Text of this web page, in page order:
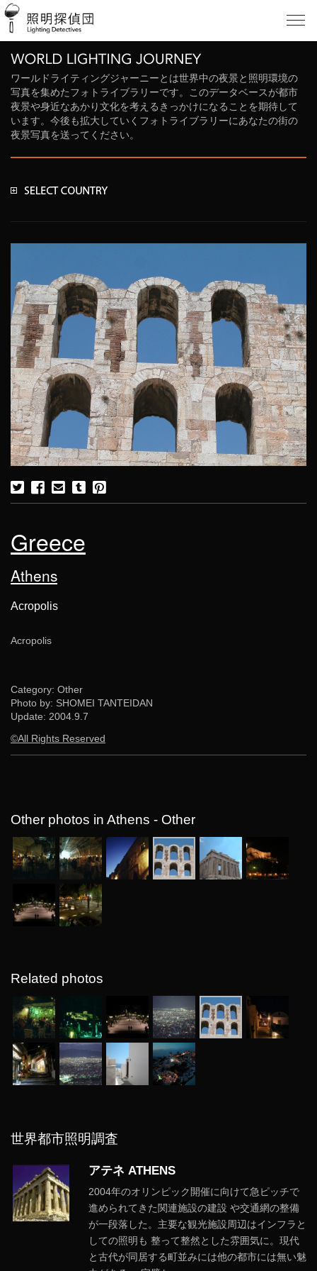
ワールドライティングジャーニーとは世界中の夜景と照明環境の
写真を集めたフォトライブラリーです。このデータベースが都市
夜景や身近なあかり文化を考えるきっかけになることを期待して
います。今後も拡大していくフォトライブラリーにあなたの街の
夜景写真を送ってください。
Greece
Athens
Acropolis
Acropolis
Category: Other
Photo by: SHOMEI TANTEIDAN
Update: 2004.9.7
©All Rights Reserved
Other photos in Athens - Other
Related photos
世界都市照明調査
アテネ ATHENS
2004年のオリンピック開催に向けて急ピッチで
進められてきた関連施設の建設 や交通網の整備
が一段落した。主要な観光施設周辺はインフラと
しての照明も 整って整然とした雰囲気に。現代
と古代が同居する町並みには他の都市には無い魅